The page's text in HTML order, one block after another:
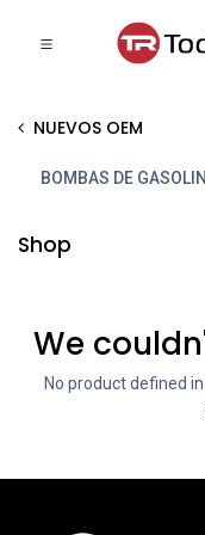
NUEVOS OEM
BOMBAS DE
Shop
We
No product defined